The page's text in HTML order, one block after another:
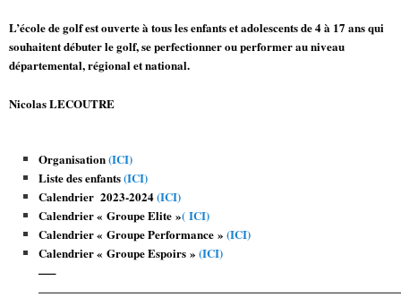
L’école de golf est ouverte à tous les enfants et adolescents de 4 à 17 ans qui
souhaitent débuter le golf, se perfectionner ou performer au niveau
départemental, régional et national.
Nicolas LECOUTRE
Organisation(ICI)
Liste des enfants(ICI)
Calendrier 2023-2024(ICI)
Calendrier « Groupe Elite »( ICI)
Calendrier « Groupe Performance » (ICI)
Calendrier « Groupe Espoirs » (ICI)
—–